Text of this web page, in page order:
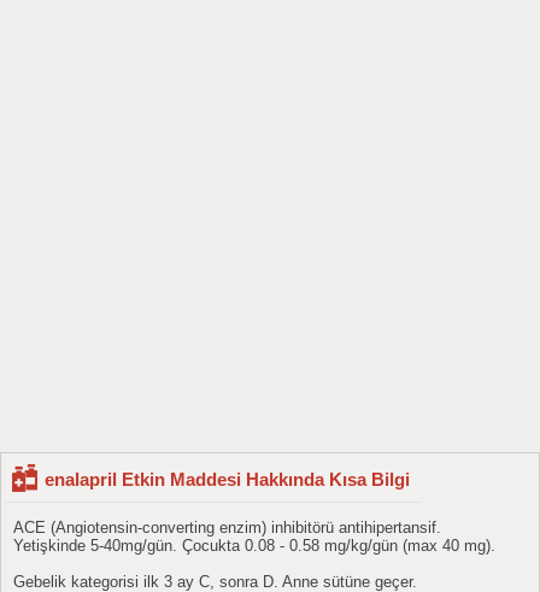
enalapril Etkin Maddesi Hakkında Kısa Bilgi
ACE (Angiotensin-converting enzim) inhibitörü antihipertansif.
Yetişkinde 5-40mg/gün. Çocukta 0.08 - 0.58 mg/kg/gün (max 40 mg).
Gebelik kategorisi ilk 3 ay C, sonra D. Anne sütüne geçer.